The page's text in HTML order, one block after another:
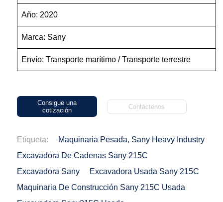
Año: 2020
Marca: Sany
Envío: Transporte marítimo / Transporte terrestre
Consigue una
cotización
Contáctenos
Etiqueta:
Maquinaria Pesada, Sany Heavy Industry
Excavadora De Cadenas Sany 215C
Excavadora Sany
Excavadora Usada Sany 215C
Maquinaria De Construcción Sany 215C Usada